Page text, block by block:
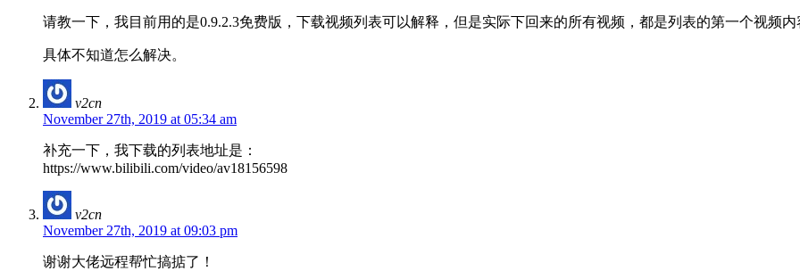
请教一下，我目前用的是0.9.2.3免费版，下载视频列表可以解释，但是实际下回来的所有视频，都是列表的第一个视频内
具体不知道怎么解决。
v2cn
November 27th, 2019 at 05:34 am
补充一下，我下载的列表地址是：
https://www.bilibili.com/video/av18156598
v2cn
November 27th, 2019 at 09:03 pm
谢谢大佬远程帮忙搞掂了！